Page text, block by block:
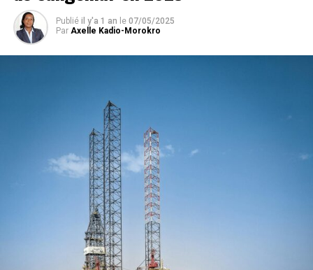
Publié il y'a 1 an le 07/05/2025
Par Axelle Kadio-Morokro